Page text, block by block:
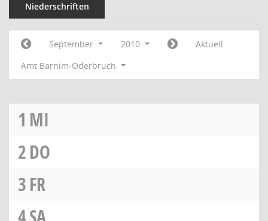
Niederschriften
September 2010
Aktuell
Amt Barnim-Oderbruch
1 MI
2DO
3FR